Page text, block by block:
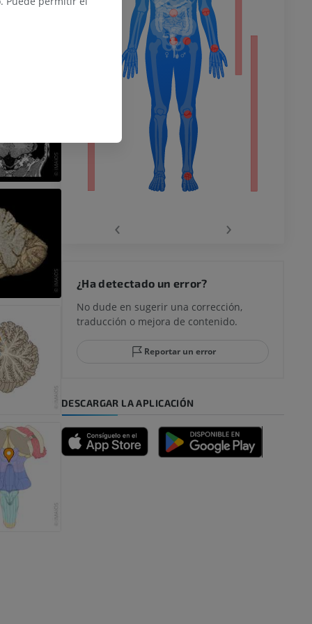
inferior
retropié
miembros
‹ ›
¿Ha detectado un error?
No dude en sugerir una corrección,
traducción o mejora de contenido.
Reportar un error
DESCARGAR LA APLICACIÓN